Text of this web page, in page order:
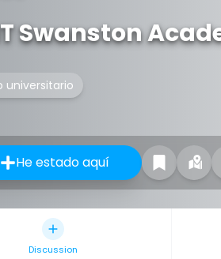
Swanston
universitario
He estado aquí
Discussion